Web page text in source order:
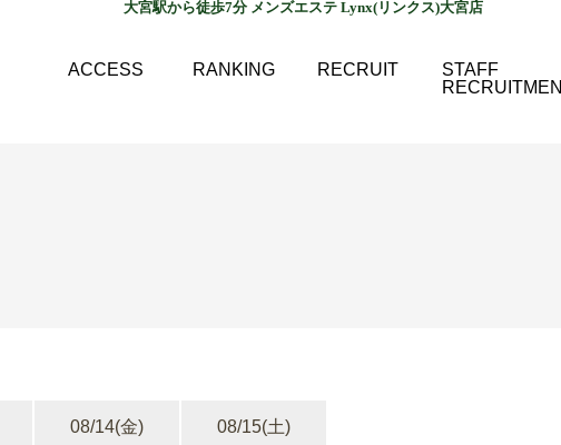
大宮駅から徒歩7分 メンズエステ Lynx(リンクス)大宮店
ACCESS RANKING RECRUIT
STAFF
08/14(金) 08/15(土)